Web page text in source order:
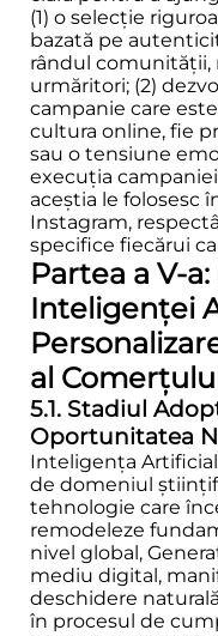
(1) o selecție
bazată pe
rândul comunității,
urmăritori; (2)
campanie care
cultura online, fie
sau o tensiune
execuția
aceștia le folosesc
Instagram,
specifice fiecărui
Partea a V-
Inteligenței
al
5.1. Stadiul
Oportunitatea
Inteligența
de domeniul
tehnologie care
remodeleze
nivel global,
mediu digital,
deschidere
în procesul de